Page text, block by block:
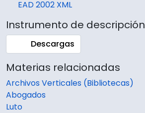
EAD 2002 XML
Instrumento de descripción
Descargas
Materias relacionadas
Archivos Verticales (Bibliotecas)
Abogados
Luto